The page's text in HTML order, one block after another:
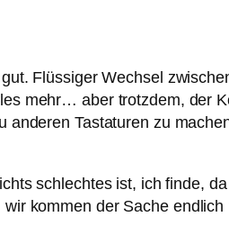
Flüssiger Wechsel
mehr… aber trotzdem, der
anderen Tastaturen zu
schlechtes ist, ich finde,
kommen der Sache endlich